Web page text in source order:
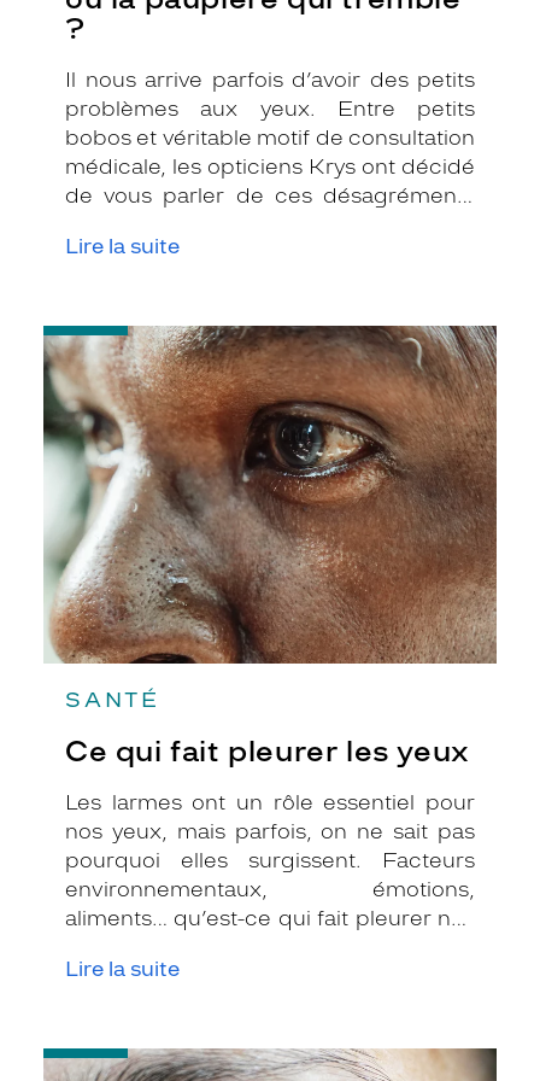
?
Il nous arrive parfois d’avoir des petits
problèmes aux yeux. Entre petits
bobos et véritable motif de consultation
médicale, les opticiens Krys ont décidé
de vous parler de ces désagréments
gênants. Voici les réponses à deux
Lire la suite
SANTÉ
Ce qui fait pleurer les yeux
Les larmes ont un rôle essentiel pour
nos yeux, mais parfois, on ne sait pas
pourquoi elles surgissent. Facteurs
environnementaux, émotions,
aliments… qu’est-ce qui fait pleurer nos
Lire la suite
-
Ce
qui
fait
pleurer
les
yeux
-